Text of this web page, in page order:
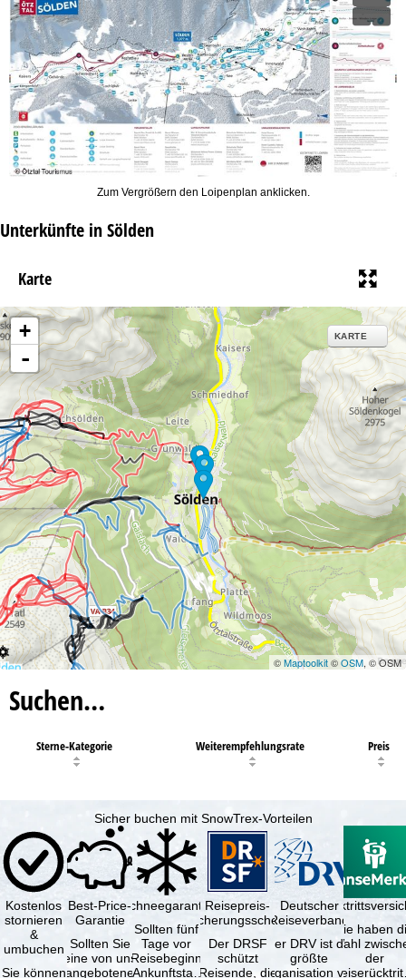
Zum Vergrößern den Loipenplan anklicken.
Unterkünfte in Sölden
Karte
+
-
KARTE
©Maptoolkit©OSM, © OSM
Suchen…
Sterne-Kategorie Weiterempfehlungsrate Preis
Sicher buchen mit SnowTrex-Vorteilen
Kostenlos
stornieren
&
umbuchen
Sie können
Best-Price-
Garantie
Sollten Sie
eine von uns
angebotene
Schneegarantie
Sollten fünf
Tage vor
Reisebeginn
(Ankunftstag)
Reisepreis-
Sicherungsschein
Der DRSF
schützt
Reisende, die
Deutscher
Reiseverband
Der DRV ist die
größte
Organisation von
Sie haben
Wahl
der